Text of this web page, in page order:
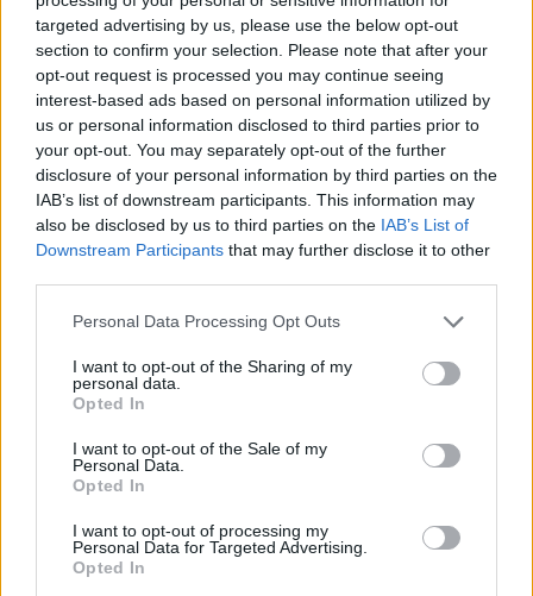
targeted advertising by us, please use the below opt-out
section to confirm your selection. Please note that after your
opt-out request is processed you may continue seeing
interest-based ads based on personal information utilized by
us or personal information disclosed to third parties prior to
your opt-out. You may separately opt-out of the further
disclosure of your personal information by third parties on the
IAB’s list of downstream participants. This information may
also be disclosed by us to third parties on the IAB’s List of
Downstream Participants that may further disclose it to other
Personal Data Processing Opt Outs
I want to opt-out of the Sharing of my
personal data.
Opted In
I want to opt-out of the Sale of my
Personal Data.
Opted In
I want to opt-out of processing my
Personal Data for Targeted Advertising.
Opted In
07.08.2026 / 18:00
Русия започна да внася петролни
продукти от Южна Корея.
07.08.2026 / 17:05